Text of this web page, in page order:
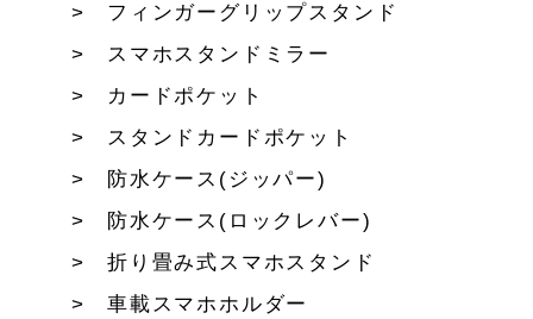
フィンガーグリップスタンド
スマホスタンドミラー
カードポケット
スタンドカードポケット
防水ケース(ジッパー)
防水ケース(ロックレバー)
折り畳み式スマホスタンド
車載スマホホルダー